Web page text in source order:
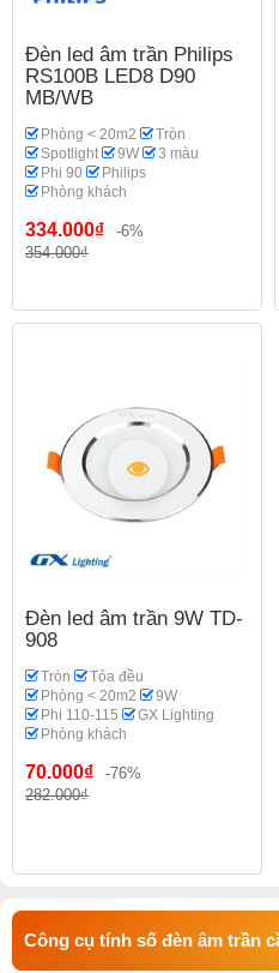
Đèn led âm trần Philips
RS100B LED8 D90
MB/WB
Phòng < 20m2
Tròn
Spotlight
9W
3 màu
Phi 90
Philips
Phòng khách
334.000₫
-6%
354.000₫
Đèn led âm trần 9W TD-
908
Tròn
Tỏa đều
Phòng < 20m2
9W
Phi 110-115
GX Lighting
Phòng khách
70.000₫
-76%
282.000₫
Công cụ tính số đèn âm trần